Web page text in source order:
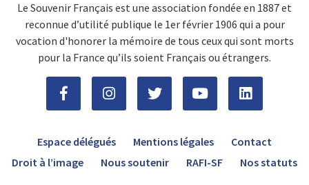
Le Souvenir Français est une association fondée en 1887 et
reconnue d’utilité publique le 1er février 1906 qui a pour
vocation d'honorer la mémoire de tous ceux qui sont morts
pour la France qu’ils soient Français ou étrangers.
Espace délégués Mentions légales
Contact
Droit à l’image
Nous soutenir RAFI-SF Nos statuts